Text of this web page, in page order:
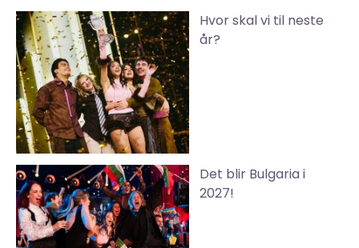
Hvor skal vi til neste
år?
Det blir Bulgaria i
2027!